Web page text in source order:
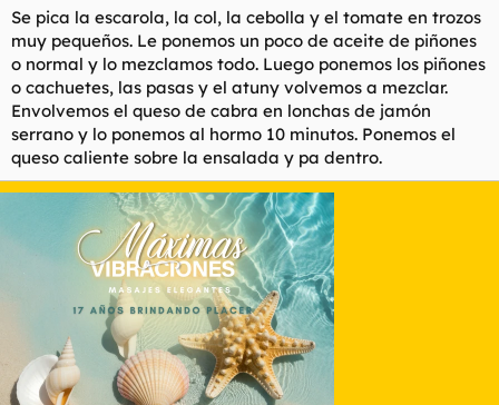
Se pica la escarola, la col, la cebolla y el tomate en trozos
muy pequeños. Le ponemos un poco de aceite de piñones
o normal y lo mezclamos todo. Luego ponemos los piñones
o cachuetes, las pasas y el atuny volvemos a mezclar.
Envolvemos el queso de cabra en lonchas de jamón
serrano y lo ponemos al hormo 10 minutos. Ponemos el
queso caliente sobre la ensalada y pa dentro.